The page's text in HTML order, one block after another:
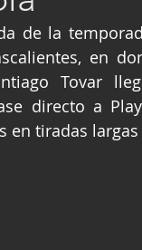
de la
en
Tovar
directo a
en tiradas